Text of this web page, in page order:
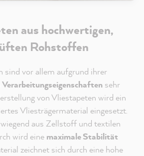
aus hochwertigen,
Rohstoffen
sind vor allem aufgrund ihrer
Verarbeitungseigenschaften sehr
von Vliestapeten wird ein
Vliesträgermaterial eingesetzt.
aus Zellstoff und textilen
wird eine maximale Stabilität
zeichnet sich durch eine hohe